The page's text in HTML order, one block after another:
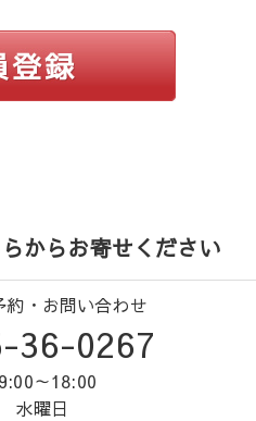
からお寄せください
約・お問い合わせ
36-0267
～18:00
水曜日